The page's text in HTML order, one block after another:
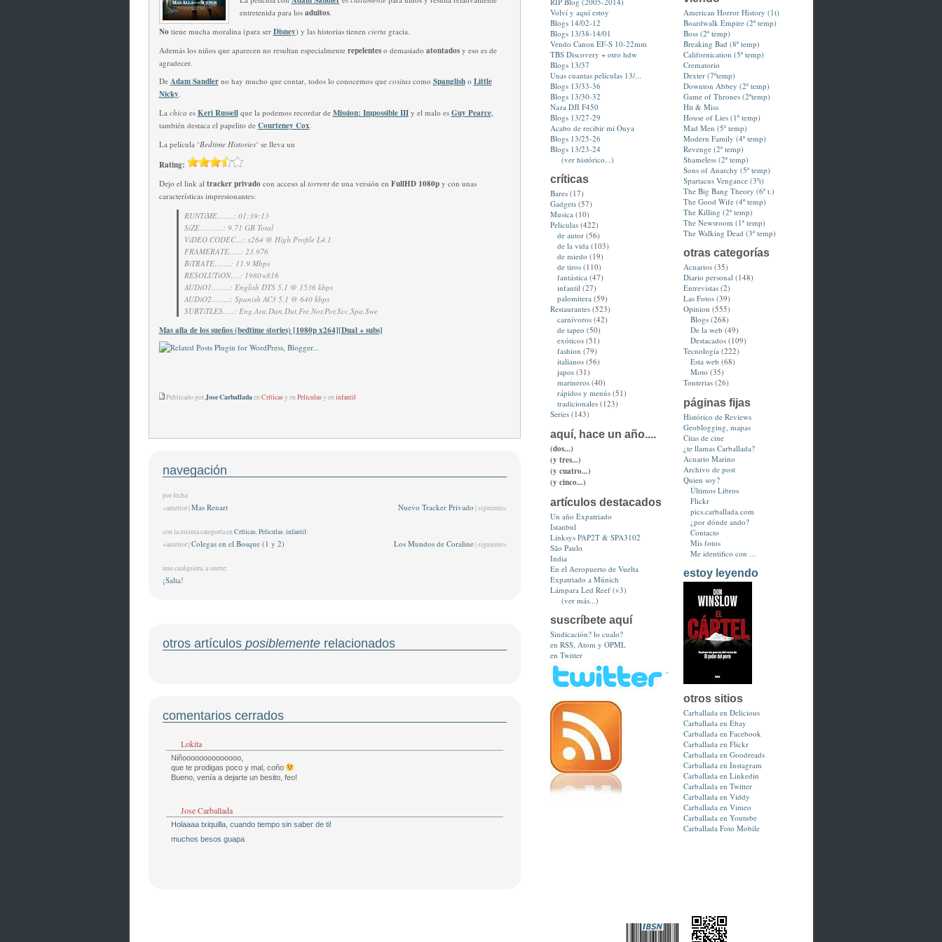
entretenida para los adultos.
No tiene mucha moralina (para ser Disney) y las historias tienen cierta gracia.
Además los niños que aparecen no resultan especialmente repelentes o demasiado atontadosy eso es de
agradecer.
De Adam Sandlerno hay mucho que contar, todos lo conocemos que cositas como Spanglisho Little
Nicky.
La chica es Keri Russellque la podemos recordar de Mission: Impossible IIIy el malo es Guy Pearce,
también destaca el papelito de Courteney Cox.
La película ‘Bedtime Histories‘ se lleva un
Rating:
Dejo el link al tracker privadocon acceso al torrent de una versión en FullHD 1080py con unas
características impresionantes:
RUNTiME…….: 01:39:13
SiZE……….: 9.71 GB Total
ViDEO.CODEC…: x264 @ High Profile L4.1
FRAMERATE…..: 23.976
BiTRATE…….: 11.9 Mbps
RESOLUTiON….: 1980×816
AUDiO1……..: English DTS 5.1 @ 1536 kbps
AUDiO2……..: Spanish AC3 5.1 @ 640 kbps
SUBTiTLES…..: Eng,Ara,Dan,Dut,Fre,Nor,Por,Scc,Spa,Swe
Mas alla de los sueños (bedtime stories) [1080p x264][Dual + subs]
Publicado porJose CarballadaenCríticasy enPeliculasy eninfantil
navegación
por fecha:
Nuevo Tracker Privado | siguiente»
«anterior |Mas Renart
con la misma categoría enCríticas,Peliculas,infantil:
Los Mundos de Coraline| siguiente»
«anterior |Colegas en el Bosque (1 y 2)
uno cualquiera, a suerte:
¡Salta!
otros artículos posiblementerelacionados
comentarios cerrados
Lokita
Niñoooooooooooooo,
que te prodigas poco y mal, coño
Bueno, venía a dejarte un besito, feo!
Jose Carballada
Holaaaa txiquilla, cuando tiempo sin saber de ti!
muchos besos guapa
Volví y aquí estoy
Blogs 14/02-12
Blogs 13/38-14/01
Vendo Canon EF-S 10-22mm
TBS Discovery + otro hdw
Blogs 13/37
Unas cuantas películas 13/...
Blogs 13/33-36
Blogs 13/30-32
Naza DJI F450
Blogs 13/27-29
Acabo de recibir mi Ouya
Blogs 13/25-26
Blogs 13/23-24
(ver histórico...)
críticas
Bares(17)
Gadgets(57)
Musica(10)
Peliculas(422)
de autor(56)
de la vida(103)
de miedo (19)
de tiros(110)
fantástica(47)
infantil(27)
palomitera(59)
Restaurantes(523)
carnívoros(42)
de tapeo (50)
exóticos(51)
fashion (79)
italianos(56)
japos(31)
marineros(40)
rápidos y menús(51)
tradicionales(123)
Series(143)
aquí, hace un año....
(dos...)
(y tres...)
(y cuatro...)
(y cinco...)
artículos destacados
Un año Expatriado
Istanbul
Linksys PAP2T & SPA3102
São Paulo
India
En el Aeropuerto de Vuelta
Expatriado a Múnich
Lámpara Led Reef (v3)
(ver más...)
suscríbete aquí
Sindicación? lo cualo?
en RSS, Atom y OPML
en Twitter
American Horror History (1t)
Boardwalk Empire (2ª temp)
Boss (2ª temp)
Breaking Bad (8ª temp)
Californication (5ª temp)
Crematorio
Dexter (7ªtemp)
Downton Abbey (2ª temp)
Game of Thrones (2ªtemp)
Hit & Miss
House of Lies (1ª temp)
Mad Men (5ª temp)
Modern Family (4ª temp)
Revenge (2ª temp)
Shameless (2ª temp)
Sons of Anarchy (5ª temp)
Spartacus Vengance (3ºt)
The Big Bang Theory (6ª t.)
The Good Wife (4º temp)
The Killing (2ª temp)
The Newsroom (1ª temp)
The Walking Dead (3ª temp)
otras categorías
Acuarios(35)
Diario personal(148)
Entrevistas(2)
Las Fotos(39)
Opinion (555)
Blogs(268)
De la web (49)
Destacados(109)
Tecnología(222)
Esta web (68)
Moto (35)
Tonterias(26)
páginas fijas
Histórico de Reviews
Geoblogging, mapas
Citas de cine
¿te llamas Carballada?
Acuario Marino
Archivo de post
Quien soy?
Últimos Libros
Flickr
pics.carballada.com
¿por dónde ando?
Contacto
Mis fotos
Me identifico con …
estoy leyendo
otros sitios
Carballada en Delicious
Carballada en Ebay
Carballada en Facebook
Carballada en Flickr
Carballada en Goodreads
Carballada en Instagram
Carballada en Linkedin
Carballada en Twitter
Carballada en Viddy
Carballada en Vimeo
Carballada en Youtube
Carballada Foto Mobile